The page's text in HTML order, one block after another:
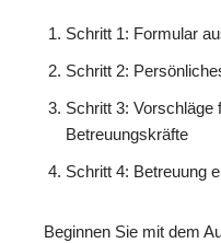
Schritt 1: Formular
Schritt 2:
Schritt 3: Vorschläge
Betreuungskräfte
Schritt 4: Betreuung
Beginnen Sie mit dem